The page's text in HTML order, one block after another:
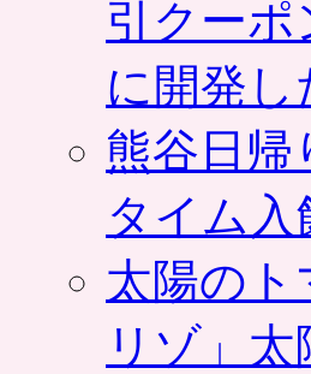
引クー
に開発
熊谷日
タイム
太陽の
リゾ」